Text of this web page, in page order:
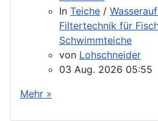
In Teiche /
Filtertechnik für
Schwimmteiche
von Lohschneider
03 Aug. 2026 05:55
Mehr »